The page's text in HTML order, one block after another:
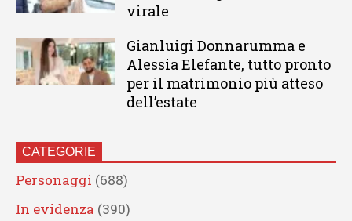
virale
Gianluigi Donnarumma e
Alessia Elefante, tutto pronto
per il matrimonio più atteso
dell’estate
CATEGORIE
Personaggi (688)
In evidenza (390)